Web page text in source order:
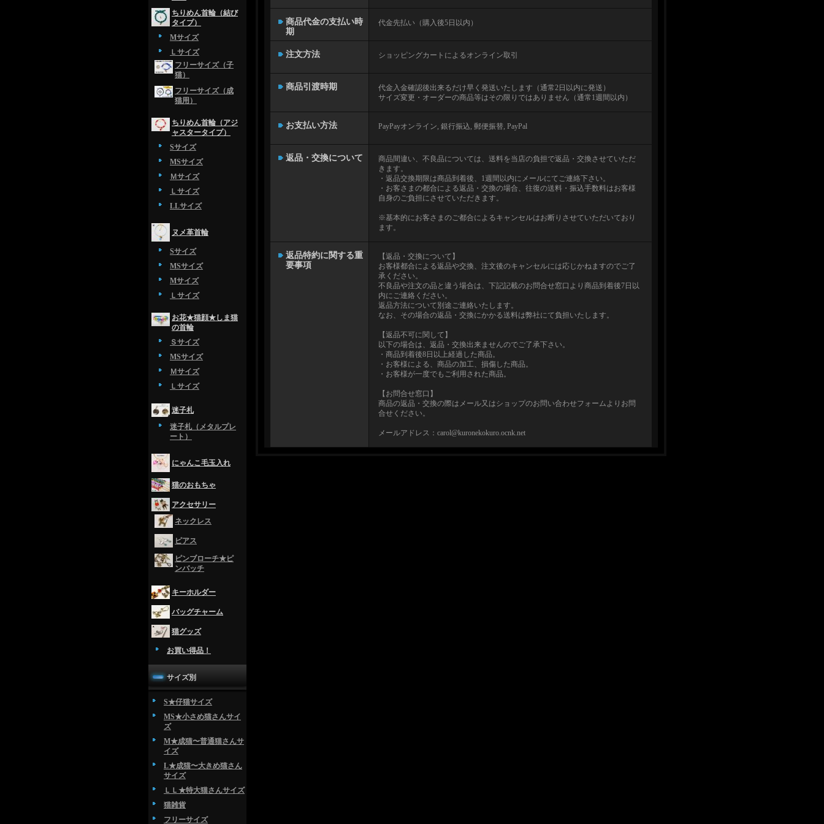
ちりめん首輪（結び
タイプ）
Mサイズ
Ｌサイズ
フリーサイズ（子
猫）
フリーサイズ（成
猫用）
ちりめん首輪（アジ
ャスタータイプ）
Sサイズ
MSサイズ
Ｍサイズ
Ｌサイズ
LLサイズ
ヌメ革首輪
Sサイズ
MSサイズ
Mサイズ
Ｌサイズ
お花★猫顔★しま猫
の首輪
Ｓサイズ
MSサイズ
Ｍサイズ
Ｌサイズ
迷子札
迷子札（メタルプレ
ート）
にゃんこ毛玉入れ
猫のおもちゃ
アクセサリー
ネックレス
ピアス
ピンブローチ★ピ
ンバッチ
キーホルダー
バッグチャーム
猫グッズ
お買い得品！
サイズ別
S★仔猫サイズ
MS★小さめ猫さんサイ
ズ
M★成猫〜普通猫さんサ
イズ
L★成猫〜大きめ猫さん
サイズ
ＬＬ★特大猫さんサイズ
猫雑貨
フリーサイズ
商品代金の支払い時
期
代金先払い（購入後5日以内）
注文方法 ショッピングカートによるオンライン取引
商品引渡時期
代金入金確認後出来るだけ早く発送いたします（通常2日以内に発送）
サイズ変更・オーダーの商品等はその限りではありません（通常1週間以内）
お支払い方法 PayPayオンライン, 銀行振込, 郵便振替, PayPal
返品・交換について
商品間違い、不良品については、送料を当店の負担で返品・交換させていただ
きます。
・返品交換期限は商品到着後、1週間以内にメールにてご連絡下さい。
・お客さまの都合による返品・交換の場合、往復の送料・振込手数料はお客様
自身のご負担にさせていただきます。
※基本的にお客さまのご都合によるキャンセルはお断りさせていただいており
ます。
返品特約に関する重
要事項
【返品・交換について】
お客様都合による返品や交換、注文後のキャンセルには応じかねますのでご了
承ください。
不良品や注文の品と違う場合は、下記記載のお問合せ窓口より商品到着後7日以
内にご連絡ください。
返品方法について別途ご連絡いたします。
なお、その場合の返品・交換にかかる送料は弊社にて負担いたします。
【返品不可に関して】
以下の場合は、返品・交換出来ませんのでご了承下さい。
・商品到着後8日以上経過した商品。
・お客様による、商品の加工、損傷した商品。
・お客様が一度でもご利用された商品。
【お問合せ窓口】
商品の返品・交換の際はメール又はショップのお問い合わせフォームよりお問
合せください。
メールアドレス：carol@kuronekokuro.ocnk.net